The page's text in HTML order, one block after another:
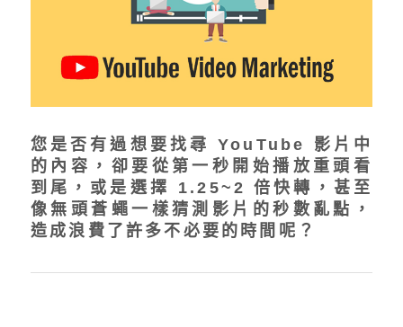
您是否有過想要找尋 YouTube 影片中
的內容，卻要從第一秒開始播放重頭看
到尾，或是選擇 1.25~2 倍快轉，甚至
像無頭蒼蠅一樣猜測影片的秒數亂點，
造成浪費了許多不必要的時間呢？